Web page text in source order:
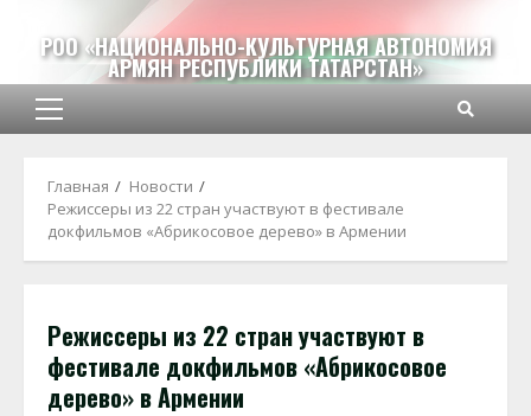
содержимому
РОО «НАЦИОНАЛЬНО-КУЛЬТУРНАЯ АВТОНОМИЯ
АРМЯН РЕСПУБЛИКИ ТАТАРСТАН»
Основное
Главная
Новости
Режиссеры из 22 стран участвуют в фестивале
докфильмов «Абрикосовое дерево» в Армении
Режиссеры из 22 стран участвуют в
фестивале докфильмов «Абрикосовое
дерево» в Армении